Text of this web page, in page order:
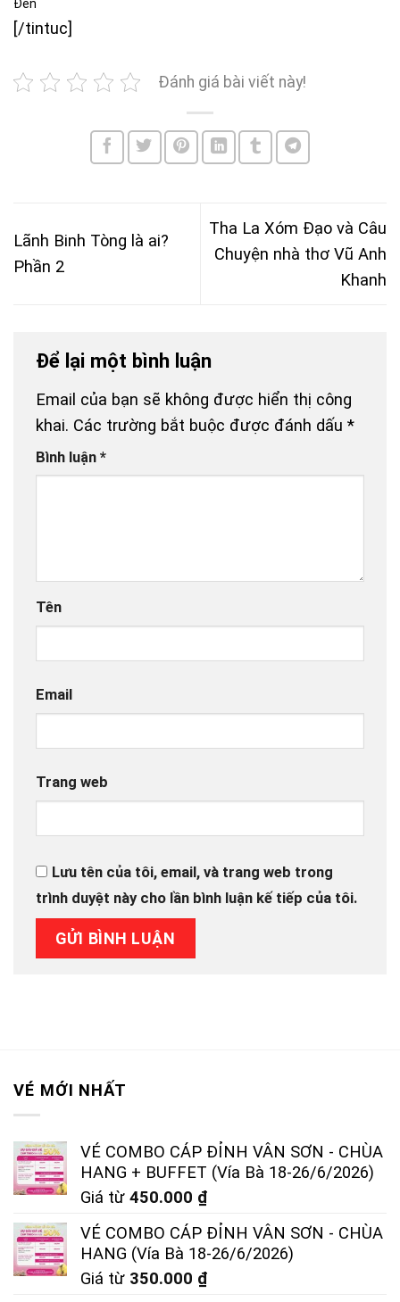
Đen
[/tintuc]
Đánh giá bài viết này!
Lãnh Binh Tòng là ai?
Phần 2
Tha La Xóm Đạo và Câu
Chuyện nhà thơ Vũ Anh
Khanh
Để lại một bình luận
Email của bạn sẽ không được hiển thị công
khai. Các trường bắt buộc được đánh dấu *
Bình luận *
Tên
Email
Trang web
Lưu tên của tôi, email, và trang web trong
trình duyệt này cho lần bình luận kế tiếp của tôi.
VÉ MỚI NHẤT
VÉ COMBO CÁP ĐỈNH VÂN SƠN - CHÙA
HANG + BUFFET (Vía Bà 18-26/6/2026)
Giá từ 450.000 ₫
VÉ COMBO CÁP ĐỈNH VÂN SƠN - CHÙA
HANG (Vía Bà 18-26/6/2026)
Giá từ 350.000 ₫